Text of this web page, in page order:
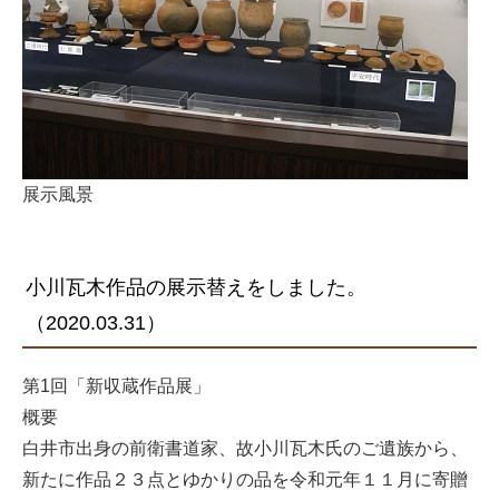
展示風景
小川瓦木作品の展示替えをしました。
（2020.03.31）
第1回「新収蔵作品展」
概要
白井市出身の前衛書道家、故小川瓦木氏のご遺族から、
新たに作品２３点とゆかりの品を令和元年１１月に寄贈